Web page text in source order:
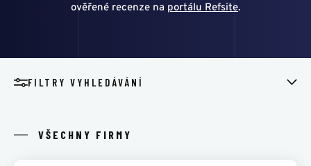
ověřené recenze na portálu Refsite.
FILTRY VYHLEDÁVÁNÍ
VŠECHNY FIRMY